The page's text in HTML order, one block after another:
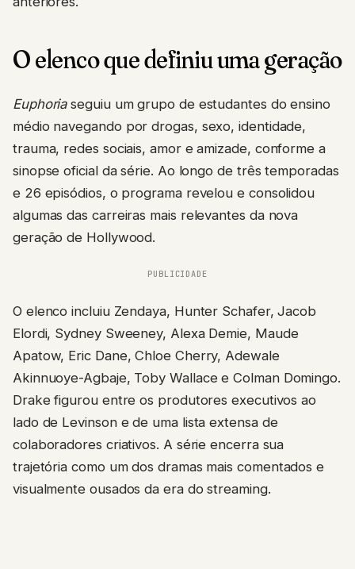
O elenco que definiu uma geração
Euphoriaseguiu um grupo de estudantes do ensino
médio navegando por drogas, sexo, identidade,
trauma, redes sociais, amor e amizade, conforme a
sinopse oficial da série. Ao longo de três temporadas
e 26 episódios, o programa revelou e consolidou
algumas das carreiras mais relevantes da nova
geração de Hollywood.
PUBLICIDADE
O elenco incluiu Zendaya, Hunter Schafer, Jacob
Elordi, Sydney Sweeney, Alexa Demie, Maude
Apatow, Eric Dane, Chloe Cherry, Adewale
Akinnuoye-Agbaje, Toby Wallace e Colman Domingo.
Drake figurou entre os produtores executivos ao
lado de Levinson e de uma lista extensa de
colaboradores criativos. A série encerra sua
trajetória como um dos dramas mais comentados e
visualmente ousados da era do streaming.